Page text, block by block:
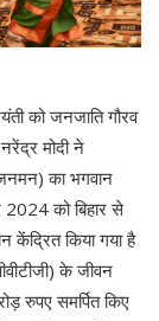
को जनजाति गौरव
मोदी ने
का भगवान
2024 को बिहार से
केंद्रित किया गया है
के जीवन
रुपए समर्पित किए